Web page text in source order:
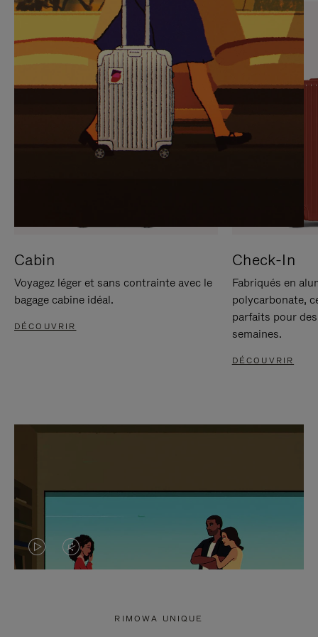
SUR
POUR
METTRE
PAUSE
VEUILLEZ
CLIQUER
POUR
RÉACTIVER
LE
SON
Cabin
Voyagez léger et sans contrainte avec le
bagage cabine idéal.
DÉCOUVRIR
Check-In
Fabriqués en
polycarbonate,
parfaits pour
semaines.
DÉCOUVRIR
LA LE
RIMOWA UNIQUE